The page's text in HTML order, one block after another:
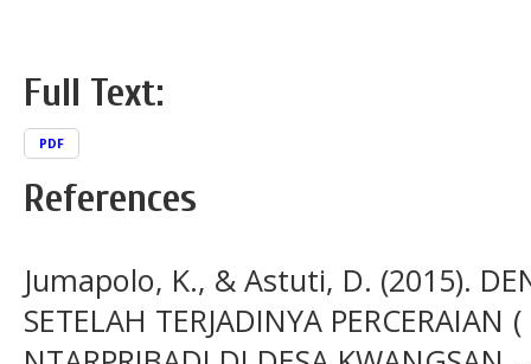
Full Text:
PDF
References
Jumapolo, K., & Astuti, D. (2015).
SETELAH TERJADINYA